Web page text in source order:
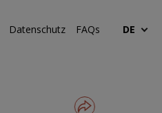
Datenschutz FAQs DE